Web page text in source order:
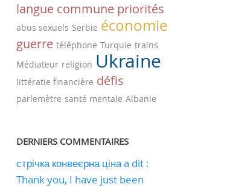
langue commune priorités
abus sexuels Serbie économie
guerre téléphone Turquie trains
Médiateur religion Ukraine
littératie financière défis
parlemètre santé mentale Albanie
DERNIERS COMMENTAIRES
стрічка конвеєрна ціна a dit :
Thank you, I have just been